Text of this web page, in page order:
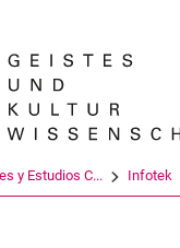
Search term
y Estudios C... Infotek